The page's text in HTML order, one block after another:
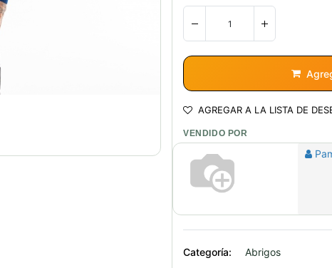
AGREGAR A LA LISTA DE
VENDIDO POR
Categoría: Abrigos